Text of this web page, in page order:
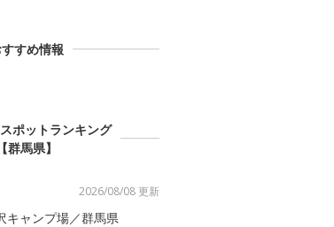
すめ情報
ポットランキング
【群馬県】
2026/08/08 更新
キャンプ場／群馬県